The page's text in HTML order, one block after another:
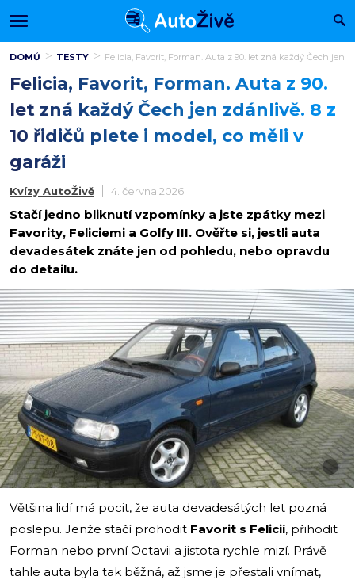
DOMŮ TESTY Felicia, Favorit, Forman. Auta z 90. let zná každý Čech jen
Felicia, Favorit, Forman. Auta z 90.
let zná každý Čech jen zdánlivě. 8 z
10 řidičů plete i model, co měli v
garáži
Kvízy AutoŽivě 4. června 2026
Stačí jedno bliknutí vzpomínky a jste zpátky mezi
Favority, Feliciemi a Golfy III. Ověřte si, jestli auta
devadesátek znáte jen od pohledu, nebo opravdu
do detailu.
i
Většina lidí má pocit, že auta devadesátých let pozná
poslepu. Jenže stačí prohodit Favorit s Felicií, přihodit
Forman nebo první Octavii a jistota rychle mizí. Právě
tahle auta byla tak běžná, až jsme je přestali vnímat,